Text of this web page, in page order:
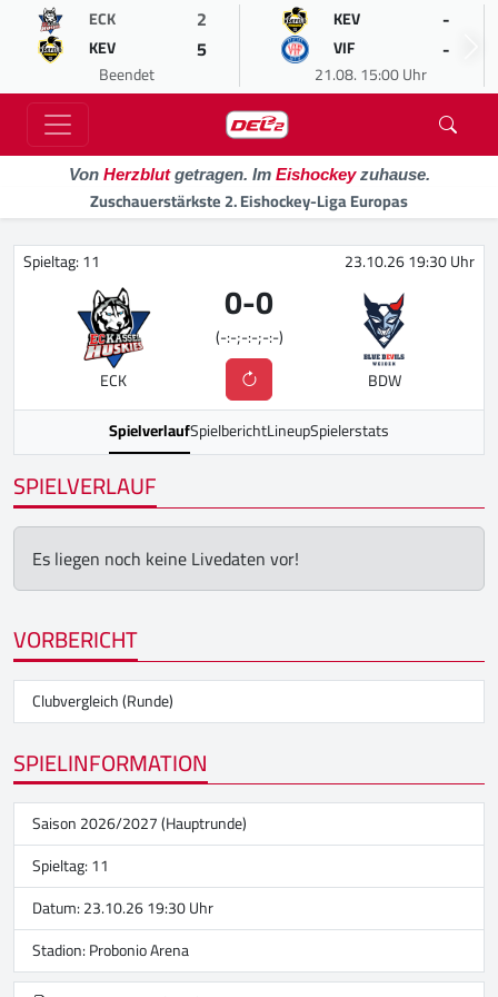
ECK 2
KEV 5
Beendet
KEV -
VIF -
21.08. 15:00 Uhr
Von Herzblutgetragen. Im Eishockeyzuhause.
Zuschauerstärkste 2. Eishockey-Liga Europas
Spieltag: 11 23.10.26 19:30 Uhr
ECK
0-0
(-:-;-:-;-:-)
BDW
SpielverlaufSpielberichtLineupSpielerstats
SPIELVERLAUF
Es liegen noch keine Livedaten vor!
VORBERICHT
Clubvergleich (Runde)
SPIELINFORMATION
Saison 2026/2027 (Hauptrunde)
Spieltag: 11
Datum: 23.10.26 19:30 Uhr
Stadion:Probonio Arena